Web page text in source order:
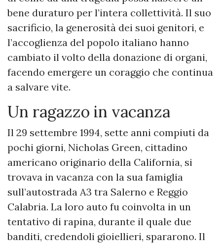
bene duraturo per l’intera collettività. Il suo
sacrificio, la generosità dei suoi genitori, e
l’accoglienza del popolo italiano hanno
cambiato il volto della donazione di organi,
facendo emergere un coraggio che continua
a salvare vite.
Un ragazzo in vacanza
Il 29 settembre 1994, sette anni compiuti da
pochi giorni, Nicholas Green, cittadino
americano originario della California, si
trovava in vacanza con la sua famiglia
sull’autostrada A3 tra Salerno e Reggio
Calabria. La loro auto fu coinvolta in un
tentativo di rapina, durante il quale due
banditi, credendoli gioiellieri, spararono. Il